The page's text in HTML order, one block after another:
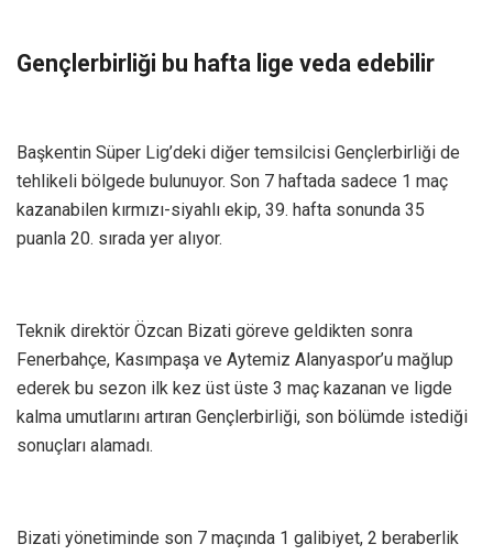
Gençlerbirliği bu hafta lige veda edebilir
Başkentin Süper Lig’deki diğer temsilcisi Gençlerbirliği de
tehlikeli bölgede bulunuyor. Son 7 haftada sadece 1 maç
kazanabilen kırmızı-siyahlı ekip, 39. hafta sonunda 35
puanla 20. sırada yer alıyor.
Teknik direktör Özcan Bizati göreve geldikten sonra
Fenerbahçe, Kasımpaşa ve Aytemiz Alanyaspor’u mağlup
ederek bu sezon ilk kez üst üste 3 maç kazanan ve ligde
kalma umutlarını artıran Gençlerbirliği, son bölümde istediği
sonuçları alamadı.
Bizati yönetiminde son 7 maçında 1 galibiyet, 2 beraberlik